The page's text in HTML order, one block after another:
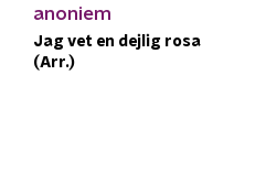
anoniem
Jag vet en dejlig rosa
(Arr.)